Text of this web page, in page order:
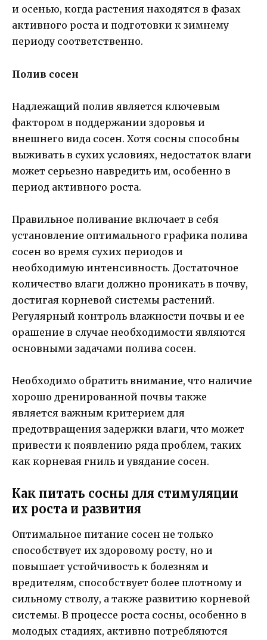
и осенью, когда растения находятся в фазах
активного роста и подготовки к зимнему
периоду соответственно.
Полив сосен
Надлежащий полив является ключевым
фактором в поддержании здоровья и
внешнего вида сосен. Хотя сосны способны
выживать в сухих условиях, недостаток влаги
может серьезно навредить им, особенно в
период активного роста.
Правильное поливание включает в себя
установление оптимального графика полива
сосен во время сухих периодов и
необходимую интенсивность. Достаточное
количество влаги должно проникать в почву,
достигая корневой системы растений.
Регулярный контроль влажности почвы и ее
орашение в случае необходимости являются
основными задачами полива сосен.
Необходимо обратить внимание, что наличие
хорошо дренированной почвы также
является важным критерием для
предотвращения задержки влаги, что может
привести к появлению ряда проблем, таких
как корневая гниль и увядание сосен.
Как питать сосны для стимуляции
их роста и развития
Оптимальное питание сосен не только
способствует их здоровому росту, но и
повышает устойчивость к болезням и
вредителям, способствует более плотному и
сильному стволу, а также развитию корневой
системы. В процессе роста сосны, особенно в
молодых стадиях, активно потребляются